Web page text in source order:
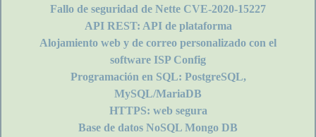
Fallo de seguridad de Nette CVE-2020-15227
API REST: API de plataforma
Alojamiento web y de correo personalizado con el
software ISP Config
Programación en SQL: PostgreSQL,
MySQL/MariaDB
HTTPS: web segura
Base de datos NoSQL Mongo DB